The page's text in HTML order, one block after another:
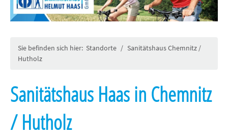
Hauptsitz Borna
Sanitätshaus Böhlen
Sanitätshaus Chemnitz / Zentrum
Sanitätshaus Colditz
Sie befinden sich hier: Standorte / Sanitätshaus Chemnitz /
Hutholz
Sanitätshaus Haas in Chemnitz
/ Hutholz